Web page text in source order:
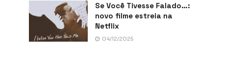
Se Você Tivesse Falado…:
novo filme estreia na
Netflix
04/12/2025